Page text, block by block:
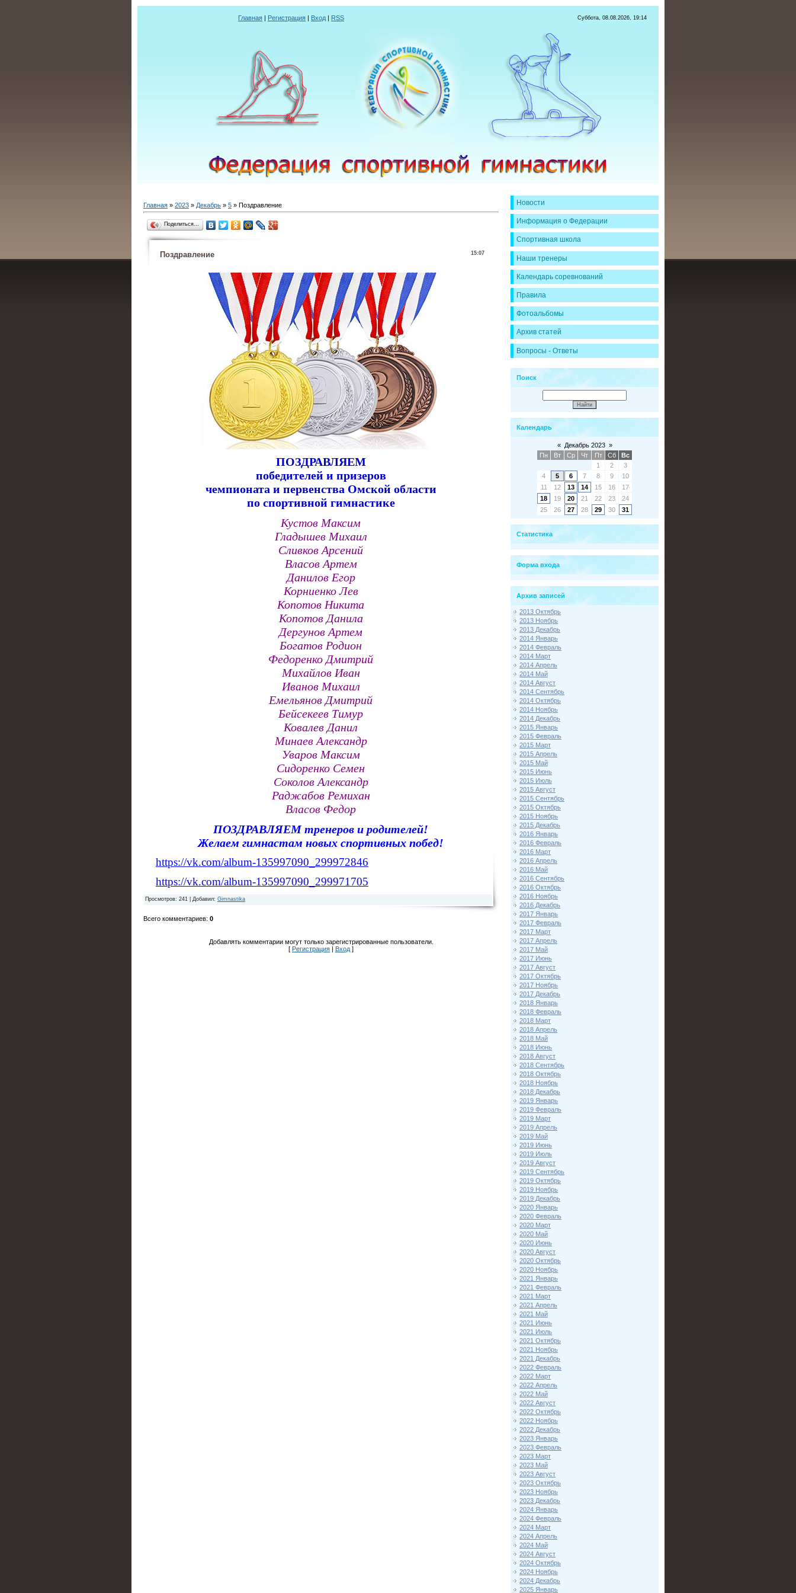
Главная | Регистрация | Вход | RSS Суббота, 08.08.2026, 19:14
Главная » 2023 » Декабрь » 5 » Поздравление
Поделиться…
15:07
Поздравление
ПОЗДРАВЛЯЕМ
победителей и призеров
чемпионата и первенства Омской области
по спортивной гимнастике
Кустов Максим
Гладышев Михаил
Сливков Арсений
Власов Артем
Данилов Егор
Корниенко Лев
Копотов Никита
Копотов Данила
Дергунов Артем
Богатов Родион
Федоренко Дмитрий
Михайлов Иван
Иванов Михаил
Емельянов Дмитрий
Бейсекеев Тимур
Ковалев Данил
Минаев Александр
Уваров Максим
Сидоренко Семен
Соколов Александр
Раджабов Ремихан
Власов Федор
ПОЗДРАВЛЯЕМ тренеров и родителей!
Желаем гимнастам новых спортивных побед!
https://vk.com/album-135997090_299972846
https://vk.com/album-135997090_299971705
Просмотров: 241 | Добавил: Gimnastika
Всего комментариев: 0
Добавлять комментарии могут только зарегистрированные пользователи.
[ Регистрация | Вход ]
Новости
Информация о Федерации
Спортивная школа
Наши тренеры
Календарь соревнований
Правила
Фотоальбомы
Архив статей
Вопросы - Ответы
Поиск
Календарь
« Декабрь 2023 »
Пн
Вт Ср Чт Пт Сб
Вс
1
2
3
4
5 6 7 8 9
10
11
12 13 14 15 16
17
18
19 20 21 22 23
24
25
26 27 28 29 30 31
Статистика
Форма входа
Архив записей
2013 Октябрь
2013 Ноябрь
2013 Декабрь
2014 Январь
2014 Февраль
2014 Март
2014 Апрель
2014 Май
2014 Август
2014 Сентябрь
2014 Октябрь
2014 Ноябрь
2014 Декабрь
2015 Январь
2015 Февраль
2015 Март
2015 Апрель
2015 Май
2015 Июнь
2015 Июль
2015 Август
2015 Сентябрь
2015 Октябрь
2015 Ноябрь
2015 Декабрь
2016 Январь
2016 Февраль
2016 Март
2016 Апрель
2016 Май
2016 Сентябрь
2016 Октябрь
2016 Ноябрь
2016 Декабрь
2017 Январь
2017 Февраль
2017 Март
2017 Апрель
2017 Май
2017 Июнь
2017 Август
2017 Октябрь
2017 Ноябрь
2017 Декабрь
2018 Январь
2018 Февраль
2018 Март
2018 Апрель
2018 Май
2018 Июнь
2018 Август
2018 Сентябрь
2018 Октябрь
2018 Ноябрь
2018 Декабрь
2019 Январь
2019 Февраль
2019 Март
2019 Апрель
2019 Май
2019 Июнь
2019 Июль
2019 Август
2019 Сентябрь
2019 Октябрь
2019 Ноябрь
2019 Декабрь
2020 Январь
2020 Февраль
2020 Март
2020 Май
2020 Июнь
2020 Август
2020 Октябрь
2020 Ноябрь
2021 Январь
2021 Февраль
2021 Март
2021 Апрель
2021 Май
2021 Июнь
2021 Июль
2021 Октябрь
2021 Ноябрь
2021 Декабрь
2022 Февраль
2022 Март
2022 Апрель
2022 Май
2022 Август
2022 Октябрь
2022 Ноябрь
2022 Декабрь
2023 Январь
2023 Февраль
2023 Март
2023 Май
2023 Август
2023 Октябрь
2023 Ноябрь
2023 Декабрь
2024 Январь
2024 Февраль
2024 Март
2024 Апрель
2024 Май
2024 Август
2024 Октябрь
2024 Ноябрь
2024 Декабрь
2025 Январь